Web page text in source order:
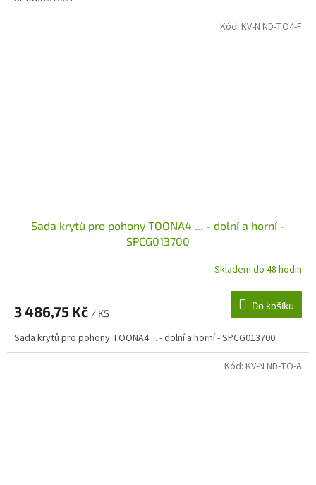
Sada krytů pro pohony TOONA4 ... - dolní a horní -
SPCG013700
Skladem do 48 hodin
3 486,75 Kč / KS
Do košíku
Sada krytů pro pohony TOONA4 ... - dolní a horní - SPCG013700
Kód: KV-N ND-TO4-F
Kód: KV-N ND-TO-A